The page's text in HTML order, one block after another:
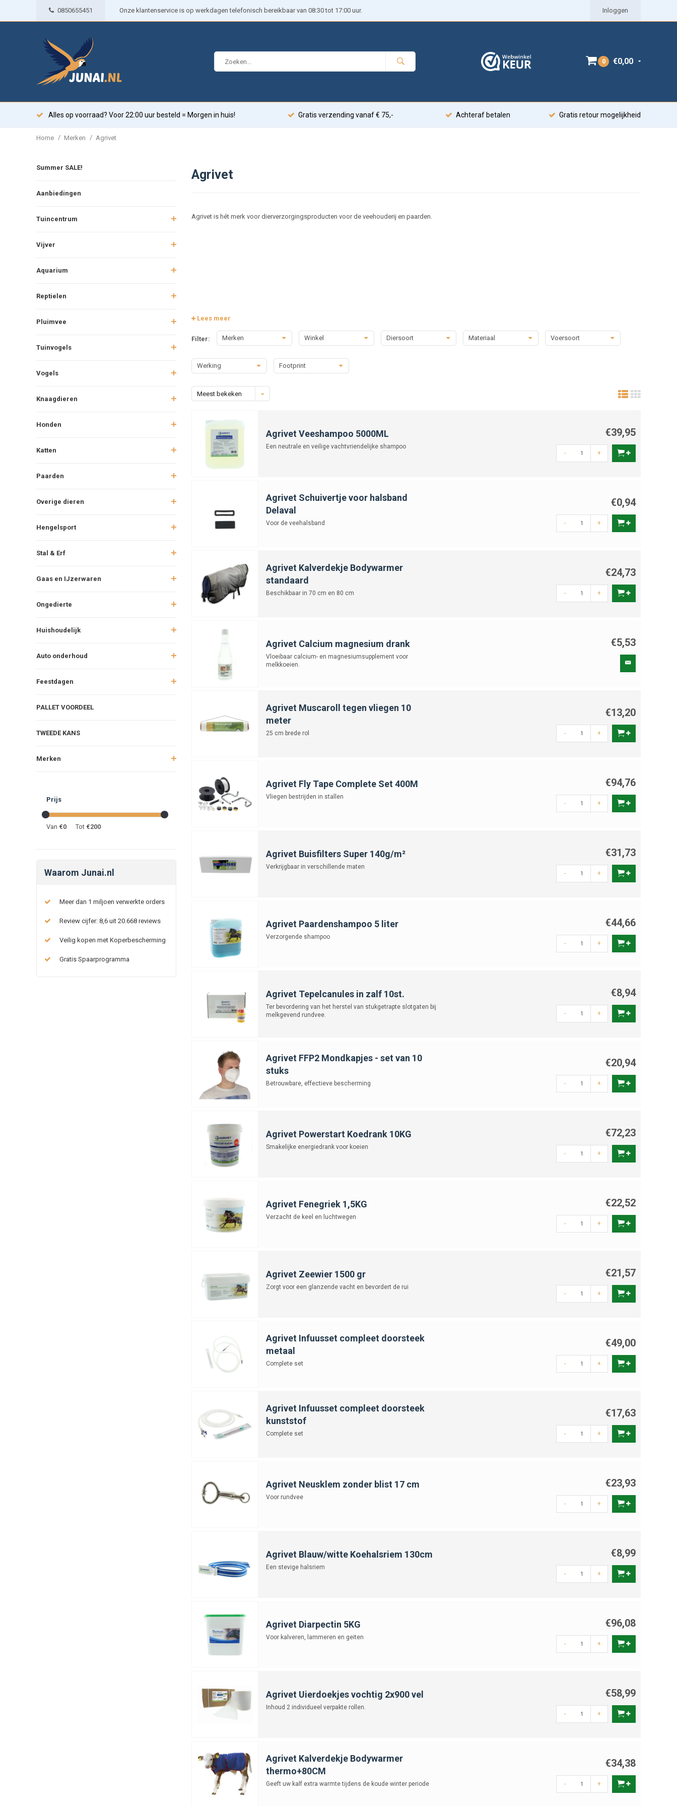
0850655451 Onze klantenservice is op werkdagen telefonisch bereikbaar van 08:30 tot 17:00 uur. Inloggen
0 €0,00
Alles op voorraad? Voor 22:00 uur besteld = Morgen in huis! Gratis verzending vanaf € 75,- Achteraf betalen Gratis retour mogelijkheid
Home / Merken / Agrivet
Summer SALE!
Aanbiedingen
Tuincentrum
Vijver
Aquarium
Reptielen
Pluimvee
Tuinvogels
Vogels
Knaagdieren
Honden
Katten
Paarden
Overige dieren
Hengelsport
Stal & Erf
Gaas en IJzerwaren
Ongedierte
Huishoudelijk
Auto onderhoud
Feestdagen
PALLET VOORDEEL
TWEEDE KANS
Merken
Prijs
Van €0 Tot €200
Waarom Junai.nl
Meer dan 1 miljoen verwerkte orders
Review cijfer: 8,6 uit 20.668 reviews
Veilig kopen met Koperbescherming
Gratis Spaarprogramma
Agrivet
Agrivet is hét merk voor dierverzorgingsproducten voor de veehouderij en paarden.
Lees meer
Filter: Merken Winkel Diersoort Materiaal Voersoort
Werking Footprint
Meest bekeken
Agrivet Veeshampoo 5000ML
Een neutrale en veilige vachtvriendelijke shampoo
€39,95
- +
Agrivet Schuivertje voor halsband
Delaval
Voor de veehalsband
€0,94
- +
Agrivet Kalverdekje Bodywarmer
standaard
Beschikbaar in 70 cm en 80 cm
€24,73
- +
Agrivet Calcium magnesium drank
Vloeibaar calcium- en magnesiumsupplement voor
melkkoeien.
€5,53
Agrivet Muscaroll tegen vliegen 10
meter
25 cm brede rol
€13,20
- +
Agrivet Fly Tape Complete Set 400M
Vliegen bestrijden in stallen
€94,76
- +
Agrivet Buisfilters Super 140g/m²
Verkrijgbaar in verschillende maten
€31,73
- +
Agrivet Paardenshampoo 5 liter
Verzorgende shampoo
€44,66
- +
Agrivet Tepelcanules in zalf 10st.
Ter bevordering van het herstel van stukgetrapte slotgaten bij
melkgevend rundvee.
€8,94
- +
Agrivet FFP2 Mondkapjes - set van 10
stuks
Betrouwbare, effectieve bescherming
€20,94
- +
Agrivet Powerstart Koedrank 10KG
Smakelijke energiedrank voor koeien
€72,23
- +
Agrivet Fenegriek 1,5KG
Verzacht de keel en luchtwegen
€22,52
- +
Agrivet Zeewier 1500 gr
Zorgt voor een glanzende vacht en bevordert de rui
€21,57
- +
Agrivet Infuusset compleet doorsteek
metaal
Complete set
€49,00
- +
Agrivet Infuusset compleet doorsteek
kunststof
Complete set
€17,63
- +
Agrivet Neusklem zonder blist 17 cm
Voor rundvee
€23,93
- +
Agrivet Blauw/witte Koehalsriem 130cm
Een stevige halsriem
€8,99
- +
Agrivet Diarpectin 5KG
Voor kalveren, lammeren en geiten
€96,08
- +
Agrivet Uierdoekjes vochtig 2x900 vel
Inhoud 2 individueel verpakte rollen.
€58,99
- +
Agrivet Kalverdekje Bodywarmer
thermo+80CM
Geeft uw kalf extra warmte tijdens de koude winter periode
€34,38
- +